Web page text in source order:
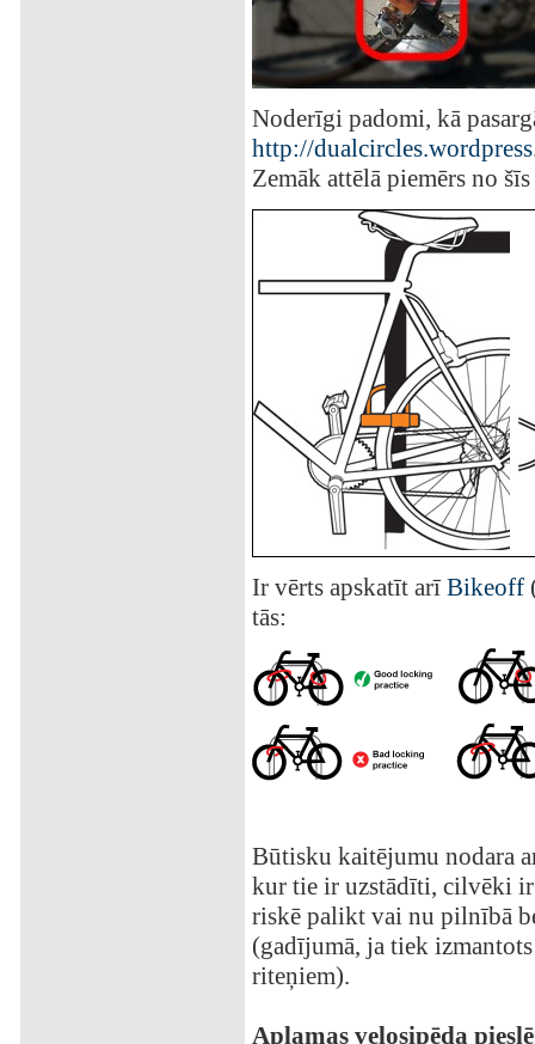
Noderīgi padomi, kā
http://
Zemāk attēlā piemērs no
Ir vērts apskatīt arīBikeoff
tās:
Būtisku kaitējumu nodara
kur tie ir uzstādīti, cilvēki ir
riskē palikt vai nu pilnībā
(gadījumā, ja tiek
riteņiem).
Aplamas velosipēda